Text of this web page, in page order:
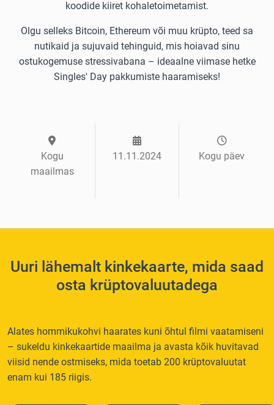
koodide kiiret kohaletoimetamist.
Olgu selleks Bitcoin, Ethereum või muu krüpto, teed sa
nutikaid ja sujuvaid tehinguid, mis hoiavad sinu
ostukogemuse stressivabana – ideaalne viimase hetke
Singles' Day pakkumiste haaramiseks!
Kogu
maailmas
11.11.2024 Kogu päev
Uuri lähemalt kinkekaarte, mida saad
osta krüptovaluutadega
Alates hommikukohvi haarates kuni õhtul filmi vaatamiseni
– sukeldu kinkekaartide maailma ja avasta kõik huvitavad
viisid nende ostmiseks, mida toetab 200 krüptovaluutat
enam kui 185 riigis.